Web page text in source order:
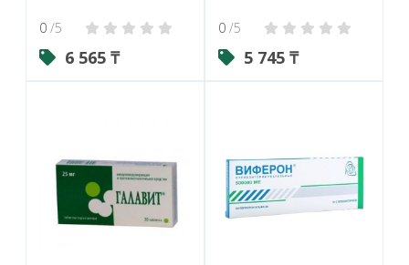
0 /5
6 565 ₸
0 /5
5 745 ₸